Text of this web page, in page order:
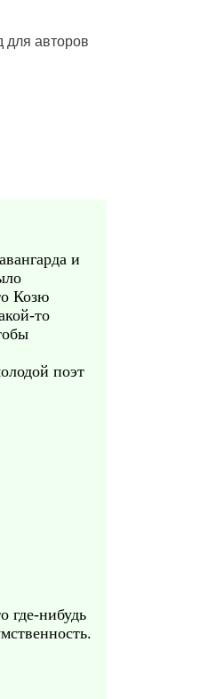
для авторов
и
Козю
то
поэт
где-нибудь